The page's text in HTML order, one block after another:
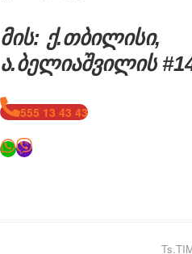
მის: ქ.თბილისი,
ა.ბელიაშვილის
555 13 43 43